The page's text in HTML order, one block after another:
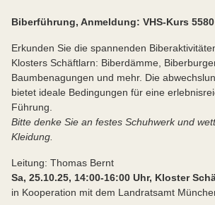
Biberführung, Anmeldung: VHS-Kurs 5580
Erkunden Sie die spannenden
Klosters Schäftlarn: Biberdämme,
Baumbenagungen und mehr. Die
bietet ideale Bedingungen für eine
Führung.
Bitte denke Sie an festes Schuhwerk und
Kleidung.
Leitung: Thomas Bernt
Sa, 25.10.25, 14:00-16:00 Uhr, Kloster
in Kooperation mit dem Landratsamt